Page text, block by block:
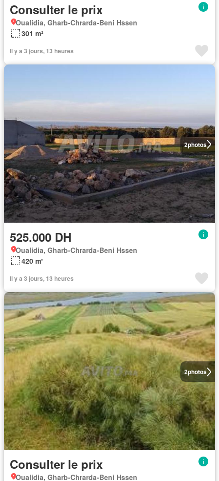
Consulter le prix
Oualidia, Gharb-Chrarda-Beni Hssen
301 m²
Il y a 3 jours, 13 heures
2photos
525.000 DH
Oualidia, Gharb-Chrarda-Beni Hssen
420 m²
Il y a 3 jours, 13 heures
2photos
Consulter le prix
Oualidia, Gharb-Chrarda-Beni Hssen